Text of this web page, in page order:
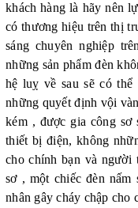
khách hàng là hãy nên
có thương hiệu trên thị
sáng chuyên nghiệp
những sản phẩm đèn
hệ luỵ về sau sẽ có
những quyết định vội
kém , được gia công sơ
thiết bị điện, không
cho chính bạn và người
sơ , một chiếc đèn nấm
nhân gây cháy chập cho